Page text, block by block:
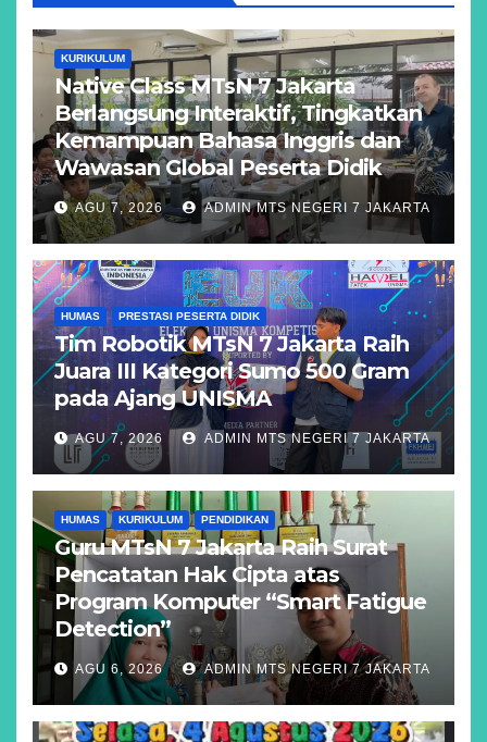
KURIKULUM
Native Class MTsN 7 Jakarta
Berlangsung Interaktif, Tingkatkan
Kemampuan Bahasa Inggris dan
Wawasan Global Peserta Didik
AGU 7, 2026 ADMIN MTS NEGERI 7 JAKARTA
HUMAS PRESTASI PESERTA DIDIK
Tim Robotik MTsN 7 Jakarta Raih
Juara III Kategori Sumo 500 Gram
pada Ajang UNISMA
AGU 7, 2026 ADMIN MTS NEGERI 7 JAKARTA
HUMAS KURIKULUM PENDIDIKAN
Guru MTsN 7 Jakarta Raih Surat
Pencatatan Hak Cipta atas
Program Komputer “Smart Fatigue
Detection”
AGU 6, 2026 ADMIN MTS NEGERI 7 JAKARTA